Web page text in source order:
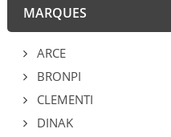
MARQUES
ARCE
BRONPI
CLEMENTI
DINAK